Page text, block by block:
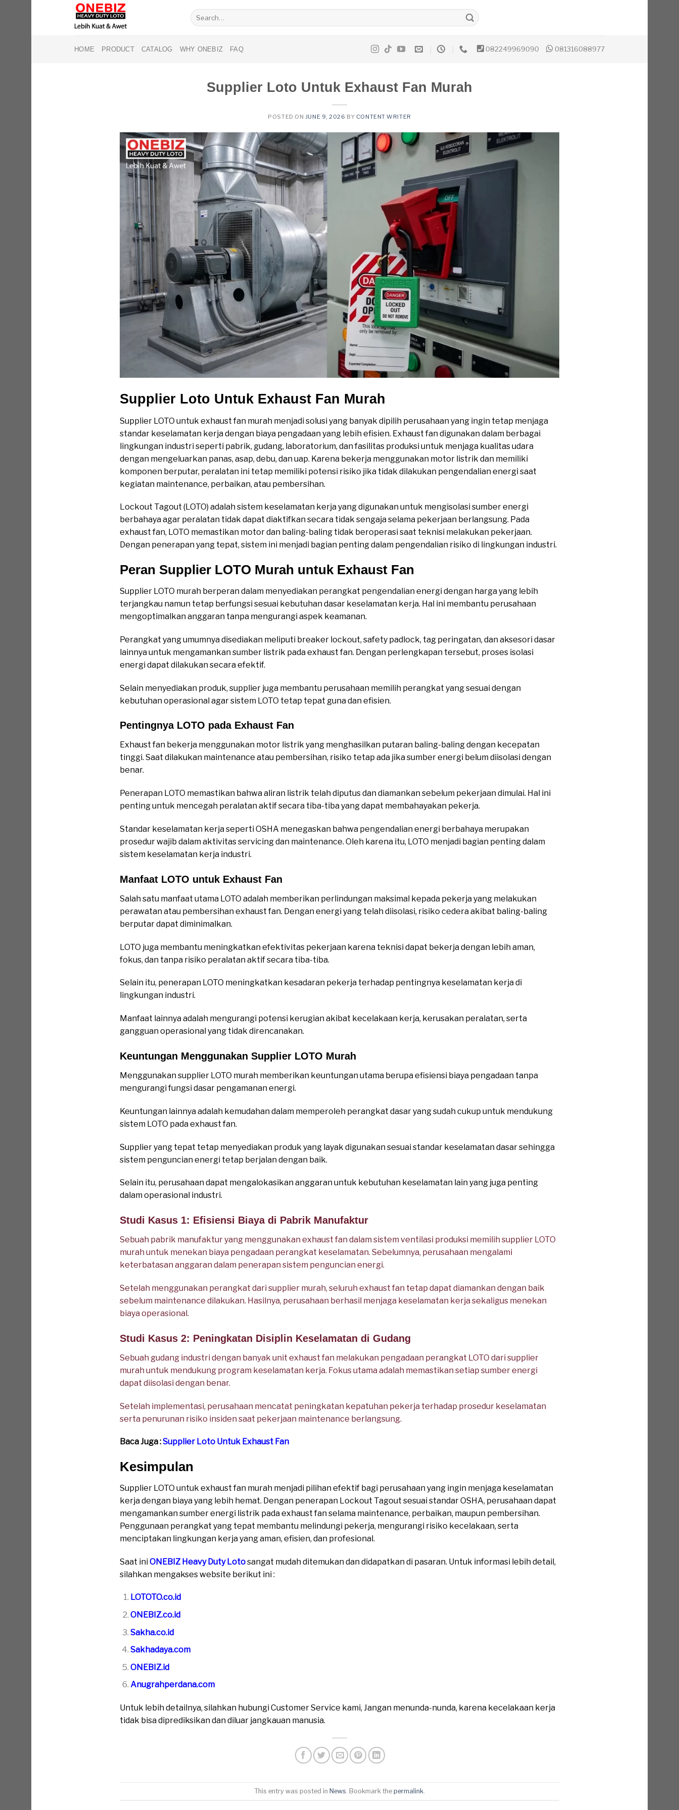
Search
for:
HOME PRODUCT CATALOG WHY ONEBIZ FAQ 082249969090 081316088977
Supplier Loto Untuk Exhaust Fan Murah
POSTED ON JUNE 9, 2026 BY CONTENT WRITER
Supplier Loto Untuk Exhaust Fan Murah
Supplier LOTO untuk exhaust fan murah menjadi solusi yang banyak dipilih perusahaan yang ingin tetap menjaga
standar keselamatan kerja dengan biaya pengadaan yang lebih efisien. Exhaust fan digunakan dalam berbagai
lingkungan industri seperti pabrik, gudang, laboratorium, dan fasilitas produksi untuk menjaga kualitas udara
dengan mengeluarkan panas, asap, debu, dan uap. Karena bekerja menggunakan motor listrik dan memiliki
komponen berputar, peralatan ini tetap memiliki potensi risiko jika tidak dilakukan pengendalian energi saat
kegiatan maintenance, perbaikan, atau pembersihan.
Lockout Tagout (LOTO) adalah sistem keselamatan kerja yang digunakan untuk mengisolasi sumber energi
berbahaya agar peralatan tidak dapat diaktifkan secara tidak sengaja selama pekerjaan berlangsung. Pada
exhaust fan, LOTO memastikan motor dan baling-baling tidak beroperasi saat teknisi melakukan pekerjaan.
Dengan penerapan yang tepat, sistem ini menjadi bagian penting dalam pengendalian risiko di lingkungan industri.
Peran Supplier LOTO Murah untuk Exhaust Fan
Supplier LOTO murah berperan dalam menyediakan perangkat pengendalian energi dengan harga yang lebih
terjangkau namun tetap berfungsi sesuai kebutuhan dasar keselamatan kerja. Hal ini membantu perusahaan
mengoptimalkan anggaran tanpa mengurangi aspek keamanan.
Perangkat yang umumnya disediakan meliputi breaker lockout, safety padlock, tag peringatan, dan aksesori dasar
lainnya untuk mengamankan sumber listrik pada exhaust fan. Dengan perlengkapan tersebut, proses isolasi
energi dapat dilakukan secara efektif.
Selain menyediakan produk, supplier juga membantu perusahaan memilih perangkat yang sesuai dengan
kebutuhan operasional agar sistem LOTO tetap tepat guna dan efisien.
Pentingnya LOTO pada Exhaust Fan
Exhaust fan bekerja menggunakan motor listrik yang menghasilkan putaran baling-baling dengan kecepatan
tinggi. Saat dilakukan maintenance atau pembersihan, risiko tetap ada jika sumber energi belum diisolasi dengan
benar.
Penerapan LOTO memastikan bahwa aliran listrik telah diputus dan diamankan sebelum pekerjaan dimulai. Hal ini
penting untuk mencegah peralatan aktif secara tiba-tiba yang dapat membahayakan pekerja.
Standar keselamatan kerja seperti OSHA menegaskan bahwa pengendalian energi berbahaya merupakan
prosedur wajib dalam aktivitas servicing dan maintenance. Oleh karena itu, LOTO menjadi bagian penting dalam
sistem keselamatan kerja industri.
Manfaat LOTO untuk Exhaust Fan
Salah satu manfaat utama LOTO adalah memberikan perlindungan maksimal kepada pekerja yang melakukan
perawatan atau pembersihan exhaust fan. Dengan energi yang telah diisolasi, risiko cedera akibat baling-baling
berputar dapat diminimalkan.
LOTO juga membantu meningkatkan efektivitas pekerjaan karena teknisi dapat bekerja dengan lebih aman,
fokus, dan tanpa risiko peralatan aktif secara tiba-tiba.
Selain itu, penerapan LOTO meningkatkan kesadaran pekerja terhadap pentingnya keselamatan kerja di
lingkungan industri.
Manfaat lainnya adalah mengurangi potensi kerugian akibat kecelakaan kerja, kerusakan peralatan, serta
gangguan operasional yang tidak direncanakan.
Keuntungan Menggunakan Supplier LOTO Murah
Menggunakan supplier LOTO murah memberikan keuntungan utama berupa efisiensi biaya pengadaan tanpa
mengurangi fungsi dasar pengamanan energi.
Keuntungan lainnya adalah kemudahan dalam memperoleh perangkat dasar yang sudah cukup untuk mendukung
sistem LOTO pada exhaust fan.
Supplier yang tepat tetap menyediakan produk yang layak digunakan sesuai standar keselamatan dasar sehingga
sistem penguncian energi tetap berjalan dengan baik.
Selain itu, perusahaan dapat mengalokasikan anggaran untuk kebutuhan keselamatan lain yang juga penting
dalam operasional industri.
Studi Kasus 1: Efisiensi Biaya di Pabrik Manufaktur
Sebuah pabrik manufaktur yang menggunakan exhaust fan dalam sistem ventilasi produksi memilih supplier LOTO
murah untuk menekan biaya pengadaan perangkat keselamatan. Sebelumnya, perusahaan mengalami
keterbatasan anggaran dalam penerapan sistem penguncian energi.
Setelah menggunakan perangkat dari supplier murah, seluruh exhaust fan tetap dapat diamankan dengan baik
sebelum maintenance dilakukan. Hasilnya, perusahaan berhasil menjaga keselamatan kerja sekaligus menekan
biaya operasional.
Studi Kasus 2: Peningkatan Disiplin Keselamatan di Gudang
Sebuah gudang industri dengan banyak unit exhaust fan melakukan pengadaan perangkat LOTO dari supplier
murah untuk mendukung program keselamatan kerja. Fokus utama adalah memastikan setiap sumber energi
dapat diisolasi dengan benar.
Setelah implementasi, perusahaan mencatat peningkatan kepatuhan pekerja terhadap prosedur keselamatan
serta penurunan risiko insiden saat pekerjaan maintenance berlangsung.
Baca Juga :Supplier Loto Untuk Exhaust Fan
Kesimpulan
Supplier LOTO untuk exhaust fan murah menjadi pilihan efektif bagi perusahaan yang ingin menjaga keselamatan
kerja dengan biaya yang lebih hemat. Dengan penerapan Lockout Tagout sesuai standar OSHA, perusahaan dapat
mengamankan sumber energi listrik pada exhaust fan selama maintenance, perbaikan, maupun pembersihan.
Penggunaan perangkat yang tepat membantu melindungi pekerja, mengurangi risiko kecelakaan, serta
menciptakan lingkungan kerja yang aman, efisien, dan profesional.
Saat iniONEBIZ Heavy Duty Lotosangat mudah ditemukan dan didapatkan di pasaran. Untuk informasi lebih detail,
silahkan mengakses website berikut ini :
LOTOTO.co.id
ONEBIZ.co.id
Sakha.co.id
Sakhadaya.com
ONEBIZ.id
Anugrahperdana.com
Untuk lebih detailnya, silahkan hubungi Customer Service kami, Jangan menunda-nunda, karena kecelakaan kerja
tidak bisa diprediksikan dan diluar jangkauan manusia.
This entry was posted in News . Bookmark the permalink